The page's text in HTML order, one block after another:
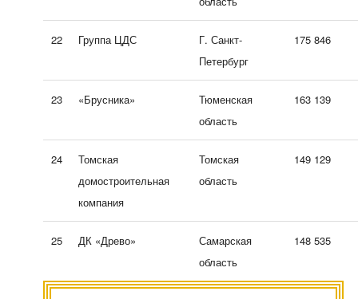
22 Группа ЦДС
Г. Санкт-
Петербург
175 846
23 «Брусника»
Тюменская
область
163 139
24
Томская
домостроительная
компания
Томская
область
149 129
25 ДК «Древо»
Самарская
область
148 535